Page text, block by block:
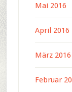
Mai 2016
April 2016
März 2016
Februar